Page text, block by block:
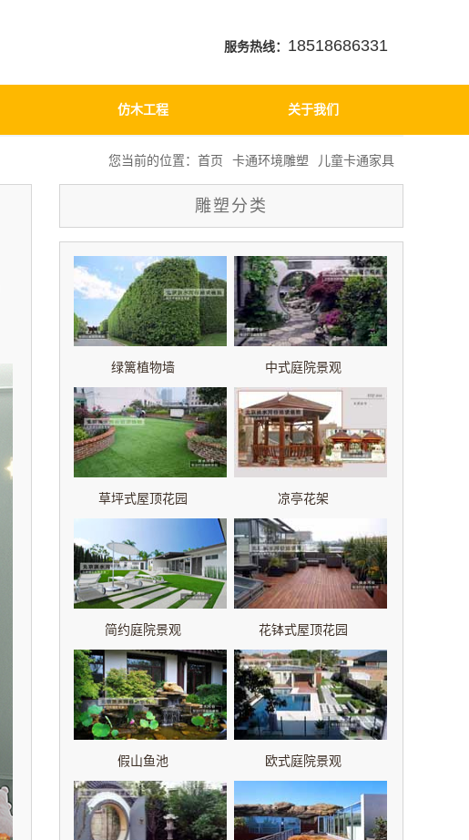
服务热线： 18518686331
仿木工程 关于我们
您当前的位置： 首页 卡通环境雕塑 儿童卡通家具
雕塑分类
绿篱植物墙 中式庭院景观
草坪式屋顶花园 凉亭花架
简约庭院景观 花钵式屋顶花园
假山鱼池 欧式庭院景观